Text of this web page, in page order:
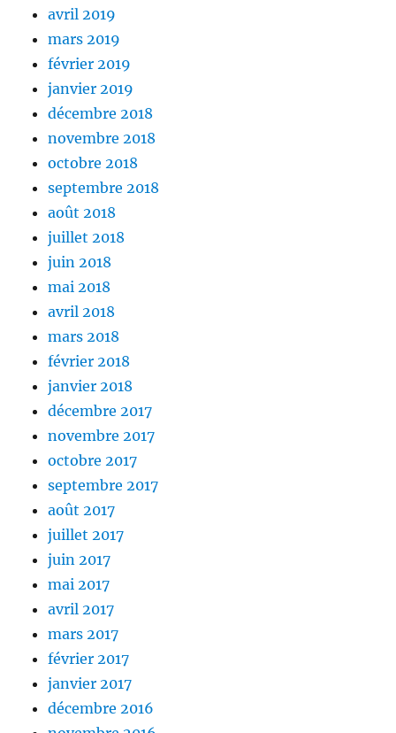
avril 2019
mars 2019
février 2019
janvier 2019
décembre 2018
novembre 2018
octobre 2018
septembre 2018
août 2018
juillet 2018
juin 2018
mai 2018
avril 2018
mars 2018
février 2018
janvier 2018
décembre 2017
novembre 2017
octobre 2017
septembre 2017
août 2017
juillet 2017
juin 2017
mai 2017
avril 2017
mars 2017
février 2017
janvier 2017
décembre 2016